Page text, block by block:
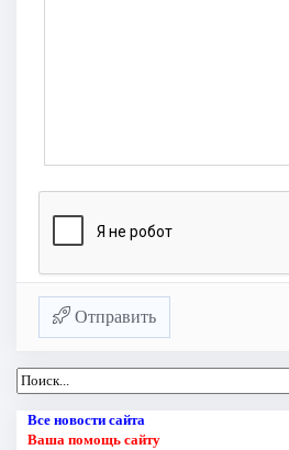
Отправить
Все новости сайта
Ваша помощь сайту